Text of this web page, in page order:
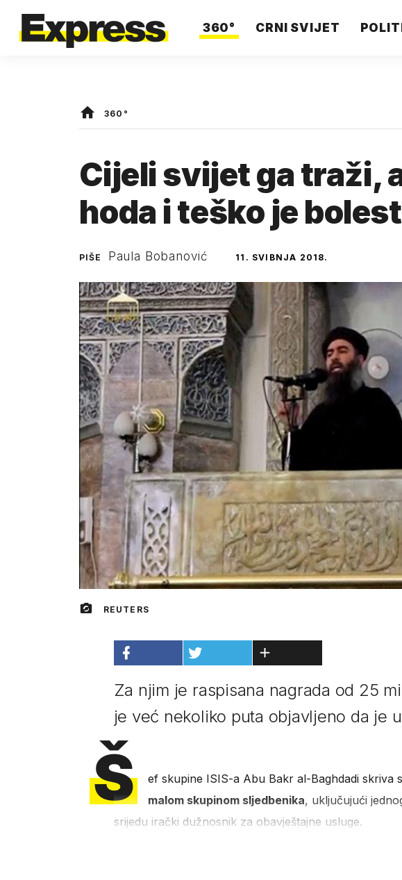
360° CRNI SVIJET
360°
Cijeli svijet ga traži,
hoda i teško je
PIŠE Paula Bobanović 11. SVIBNJA 2018.
REUTERS
Za njim je raspisana nagrada od 25
je već nekoliko puta objavljeno da je
Š ef skupine ISIS-a Abu Bakr al-Baghdadi skriva
malom skupinom sljedbenika, uključujući
srijedu irački dužnosnik za obavještajne usluge.